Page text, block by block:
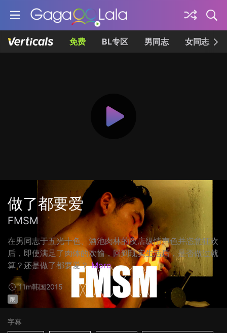
免费 BL专区 男同志 女同志
做了都要爱
FMSM
在男同志于五光十色、酒池肉林的夜店纵情声色并恣意狂欢
后，即使满足了肉体的欢愉，回到现实生活后，是否做过就
算？还是做了都要爱？ More
11m韩国2015
限
字幕